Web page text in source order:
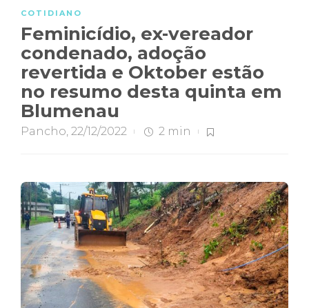
COTIDIANO
Feminicídio, ex-vereador
condenado, adoção
revertida e Oktober estão
no resumo desta quinta em
Blumenau
Pancho, 22/12/2022 2 min